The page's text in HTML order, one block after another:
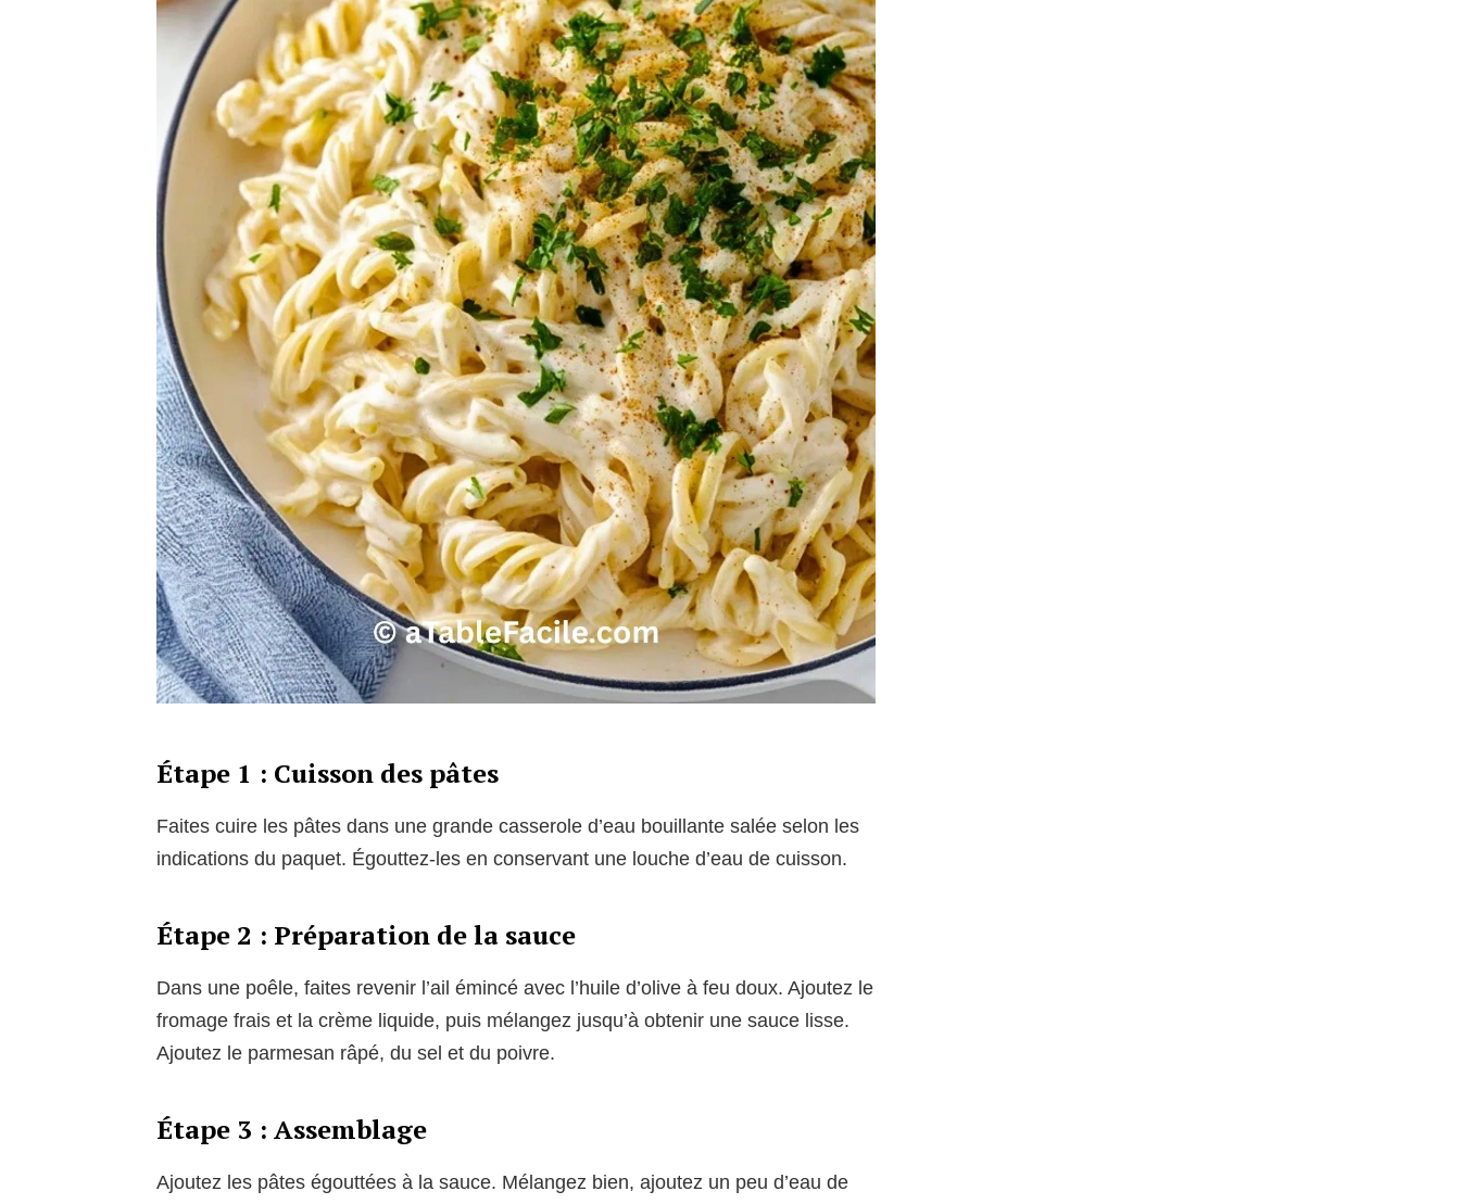
Étape 1 : Cuisson des pâtes
Faites cuire les pâtes dans une grande casserole d’eau bouillante salée selon les
indications du paquet. Égouttez-les en conservant une louche d’eau de cuisson.
Étape 2 : Préparation de la sauce
Dans une poêle, faites revenir l’ail émincé avec l’huile d’olive à feu doux. Ajoutez le
fromage frais et la crème liquide, puis mélangez jusqu’à obtenir une sauce lisse.
Ajoutez le parmesan râpé, du sel et du poivre.
Étape 3 : Assemblage
Ajoutez les pâtes égouttées à la sauce. Mélangez bien, ajoutez un peu d’eau de